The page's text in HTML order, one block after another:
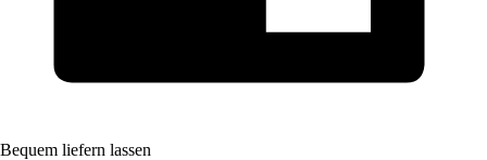
Bequem liefern lassen